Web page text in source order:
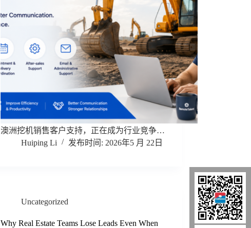
澳洲挖机销售客户支持，正在成为行业竞争…
Huiping Li
2026年5 月 22日
Uncategorized
Why Real Estate Teams Lose Leads Even When